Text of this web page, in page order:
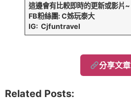
這邊會有比較即時的更新或影片~
FB粉絲團: C姊玩泰大
IG: Cjfuntravel
分享文章
Related Posts: